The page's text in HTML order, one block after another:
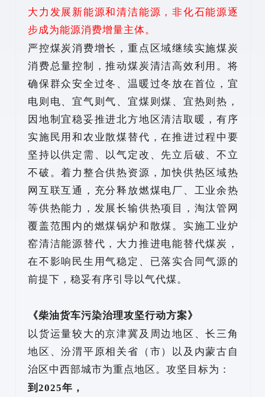
大力发展新能源和清洁能源，非化石能源逐
步成为能源消费增量主体。
严控煤炭消费增长，重点区域继续实施煤炭
消费总量控制，推动煤炭清洁高效利用。将
确保群众安全过冬、温暖过冬放在首位，宜
电则电、宜气则气、宜煤则煤、宜热则热，
因地制宜稳妥推进北方地区清洁取暖，有序
实施民用和农业散煤替代，在推进过程中要
坚持以供定需、以气定改、先立后破、不立
不破。着力整合供热资源，加快供热区域热
网互联互通，充分释放燃煤电厂、工业余热
等供热能力，发展长输供热项目，淘汰管网
覆盖范围内的燃煤锅炉和散煤。实施工业炉
窑清洁能源替代，大力推进电能替代煤炭，
在不影响民生用气稳定、已落实合同气源的
前提下，稳妥有序引导以气代煤。
《柴油货车污染治理攻坚行动方案》
以货运量较大的京津冀及周边地区、长三角
地区、汾渭平原相关省（市）以及内蒙古自
治区中西部城市为重点地区。攻坚目标为：
到2025年，